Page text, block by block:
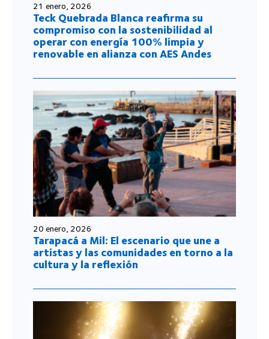
21 enero, 2026
Teck Quebrada Blanca reafirma su
compromiso con la sostenibilidad al
operar con energía 100% limpia y
renovable en alianza con AES Andes
20 enero, 2026
Tarapacá a Mil: El escenario que une a
artistas y las comunidades en torno a la
cultura y la reflexión